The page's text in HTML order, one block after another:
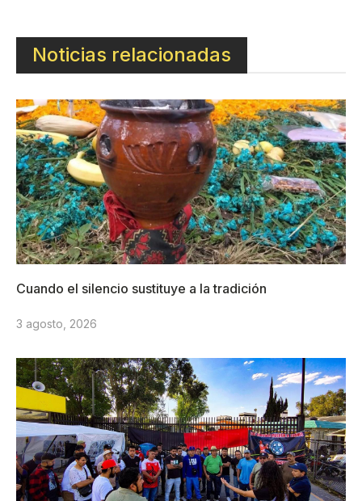
Noticias relacionadas
Cuando el silencio sustituye a la tradición
3 agosto, 2026